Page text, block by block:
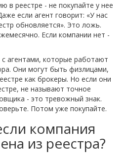
в реестре - не покупайте у нее
если агент говорит: «У нас
обновляется». Это ложь.
Если компании нет -
агентами, которые работают
Они могут быть физлицами,
как брокеры. Но если они
не называют точное
- это тревожный знак.
Потом уже покупайте.
компания
из реестра?